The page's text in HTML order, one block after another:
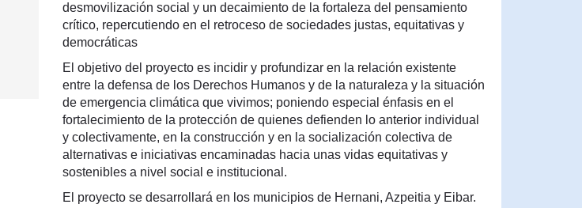
desmovilización social y un decaimiento de la fortaleza del pensamiento
crítico, repercutiendo en el retroceso de sociedades justas, equitativas y
democráticas
El objetivo del proyecto es incidir y profundizar en la relación existente
entre la defensa de los Derechos Humanos y de la naturaleza y la situación
de emergencia climática que vivimos; poniendo especial énfasis en el
fortalecimiento de la protección de quienes defienden lo anterior individual
y colectivamente, en la construcción y en la socialización colectiva de
alternativas e iniciativas encaminadas hacia unas vidas equitativas y
sostenibles a nivel social e institucional.
El proyecto se desarrollará en los municipios de Hernani, Azpeitia y Eibar.